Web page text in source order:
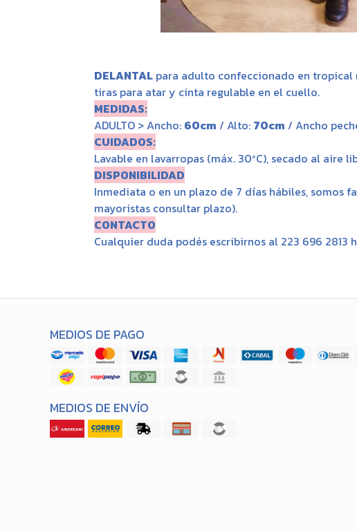
DELANTALpara adulto confeccionado en tropical
tiras para atar y cinta regulable en el cuello.
MEDIDAS:
ADULTO > Ancho: 60cm / Alto: 70cm / Ancho
CUIDADOS:
Lavable en lavarropas (máx. 30ºC), secado al aire
DISPONIBILIDAD
Inmediata o en un plazo de 7 días hábiles, somos
mayoristas consultar plazo).
CONTACTO
Cualquier duda podés escribirnos al 223 696 2813
MEDIOS DE PAGO
MEDIOS DE ENVÍO